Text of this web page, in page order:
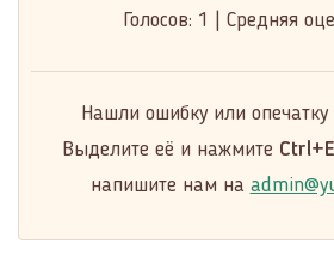
Голосов: 1 Средняя
Нашли ошибку или
Выделите её и нажмите
напишите нам на